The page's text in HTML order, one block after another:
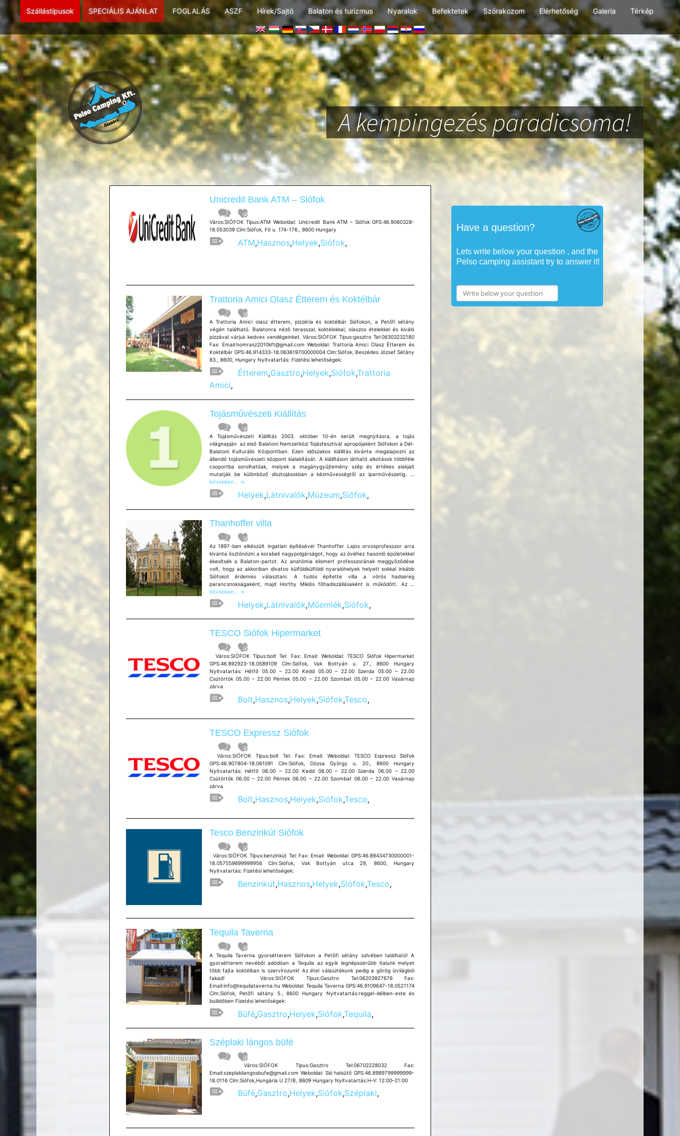
Szállástípusok SPECIÁLIS AJÁNLAT FOGLALÁS ASZF Hírek/Sajtó Balaton és turizmus Nyaralok Befektetek Szórakozom Elérhetőség Galeria Térkép
A kempingezés paradicsoma!
Unicredit Bank ATM – Siófok
Város:SIÓFOK Típus:ATM Weboldal: Unicredit Bank ATM – Siófok GPS:46.9060328-
18.053039 Cím:Siófok, Fő u. 174-176., 8600 Hungary
ATM,Hasznos,Helyek,Siófok,
Trattoria Amici Olasz Étterem és Koktélbár
A Trattoria Amici olasz étterem, pizzéria és koktélbár Siófokon, a Petőfi sétány
végén található. Balatonra néző terasszal, koktélokkal, olaszos ételekkel és kiváló
pizzával várjuk kedves vendégeinket. Város:SIÓFOK Típus:gasztro Tel:06303232180
Fax: Email:homrasz2010kft@gmail.com Weboldal: Trattoria Amici Olasz Étterem és
Koktélbár GPS:46.914333-18.063619700000004 Cím:Siófok, Beszédes József Sétány
83., 8600, Hungary Nyitvatartás: Fizetési lehetõségek:
Étterem,Gasztro,Helyek,Siófok,Trattoria
Amici,
Tojásművészeti Kiállítás
A Tojásművészeti Kiállítás 2003. október 10­-én került megnyitásra, a tojás
világnapján ­ az első Balatoni Nemzetközi Tojásfesztivál apropójaként Siófokon a Dél-
Balatoni Kulturális Központban. Ezen időszakos kiállítás kívánta megalapozni az
állandó tojásművészeti központ kialakítását. A kiállításon látható alkotások többféle
csoportba sorolhatóak, melyek a magánygyűjtemény szép és értékes alakjait
mutatják be különböző dísztojásokban a kézművességtől az iparművészetig. …
bővebben... →
Helyek,Látnivalók,Múzeum,Siófok,
Thanhoffer villa
Az 1897-ben elkészült ingatlan építésével Thanhoffer Lajos orvosprofesszor arra
kívánta ösztönözni a korabeli nagypolgárságot, hogy az övéhez hasonló épületekkel
ékesítsék a Balaton-partot. Az anatómia elismert professzorának meggyőződése
volt, hogy az akkoriban divatos külföldkülföldi nyaralóhelyek helyett sokkal inkább
Siófokot érdemes választani. A tudós építette villa a vörös hadsereg
parancsnokságaként, majd Horthy Miklós főhadiszállásaként is működött. Az …
bővebben... →
Helyek,Látnivalók,Műemlék,Siófok,
TESCO Siófok Hipermarket
Város:SIÓFOK Típus:bolt Tel: Fax: Email: Weboldal: TESCO Siófok Hipermarket
GPS:46.892923-18.0589109 Cím:Siófok, Vak Bottyán u. 27., 8600 Hungary
Nyitvatartás: Hétfő 05.00 – 22.00 Kedd 05.00 – 22.00 Szerda 05.00 – 22.00
Csütörtök 05.00 – 22.00 Péntek 05.00 – 22.00 Szombat 05.00 – 22.00 Vasárnap
zárva
Bolt,Hasznos,Helyek,Siófok,Tesco,
TESCO Expressz Siófok
Város:SIÓFOK Típus:bolt Tel: Fax: Email: Weboldal: TESCO Expressz Siófok
GPS:46.907804-18.061091 Cím:Siófok, Dózsa György u. 20., 8600 Hungary
Nyitvatartás: Hétfő 06.00 – 22.00 Kedd 06.00 – 22.00 Szerda 06.00 – 22.00
Csütörtök 06.00 – 22.00 Péntek 06.00 – 22.00 Szombat 06.00 – 22.00 Vasárnap
zárva
Bolt,Hasznos,Helyek,Siófok,Tesco,
Tesco Benzinkút Siófok
Város:SIÓFOK Típus:benzinkút Tel: Fax: Email: Weboldal: GPS:46.89434730000001-
18.057559699999956 Cím:Siófok, Vak Bottyán utca 29, 8600, Hungary
Nyitvatartás: Fizetési lehetõségek:
Benzinkút,Hasznos,Helyek,Siófok,Tesco,
Tequila Taverna
A Tequila Taverna gyorsétterem Siófokon a Petőfi sétány szívében található! A
gyorsétterem nevéből adódóan a Tequila az egyik legnépszerűbb italunk melyet
több fajta koktélban is szervírozunk! Az étel választékunk pedig a görög ízvilágból
fakad! Város:SIÓFOK Típus:Gasztro Tel:06203927676 Fax:
Email:info@tequilataverna.hu Weboldal: Tequila Taverna GPS:46.9109647-18.0521174
Cím:Siófok, Petőfi sétány 5., 8600 Hungary Nyitvatartás:reggel-délben-este és
buliidőben Fizetési lehetőségek:
Büfé,Gasztro,Helyek,Siófok,Tequila,
Széplaki lángos büfé
Város:SIÓFOK Típus:Gasztro Tel:06702228032 Fax:
Email:szeplakilangosbufe@gmail.com Weboldal: Sió halsütő GPS:46.8989799999999-
18.0116 Cím:Siófok,Hungária U 27/B, 8609 Hungary Nyitvatartás:H-V: 12:00–21:00
Büfé,Gasztro,Helyek,Siófok,Széplaki,
Have a question?
Lets write below your question , and the
Pelso camping assistant try to answer it!